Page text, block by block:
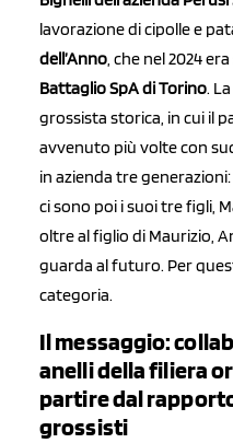
lavorazione di cipolle e
dell’Anno, che nel 2024
Battaglio SpA di Torino.
grossista storica, in cui il
avvenuto più volte con
in azienda tre
ci sono poi i suoi tre figli,
oltre al figlio di Maurizio,
guarda al futuro. Per
categoria.
Il messaggio:
anelli della filiera
partire dal
grossisti